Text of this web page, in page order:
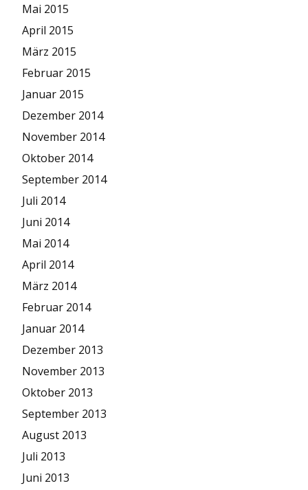
Mai 2015
April 2015
März 2015
Februar 2015
Januar 2015
Dezember 2014
November 2014
Oktober 2014
September 2014
Juli 2014
Juni 2014
Mai 2014
April 2014
März 2014
Februar 2014
Januar 2014
Dezember 2013
November 2013
Oktober 2013
September 2013
August 2013
Juli 2013
Juni 2013